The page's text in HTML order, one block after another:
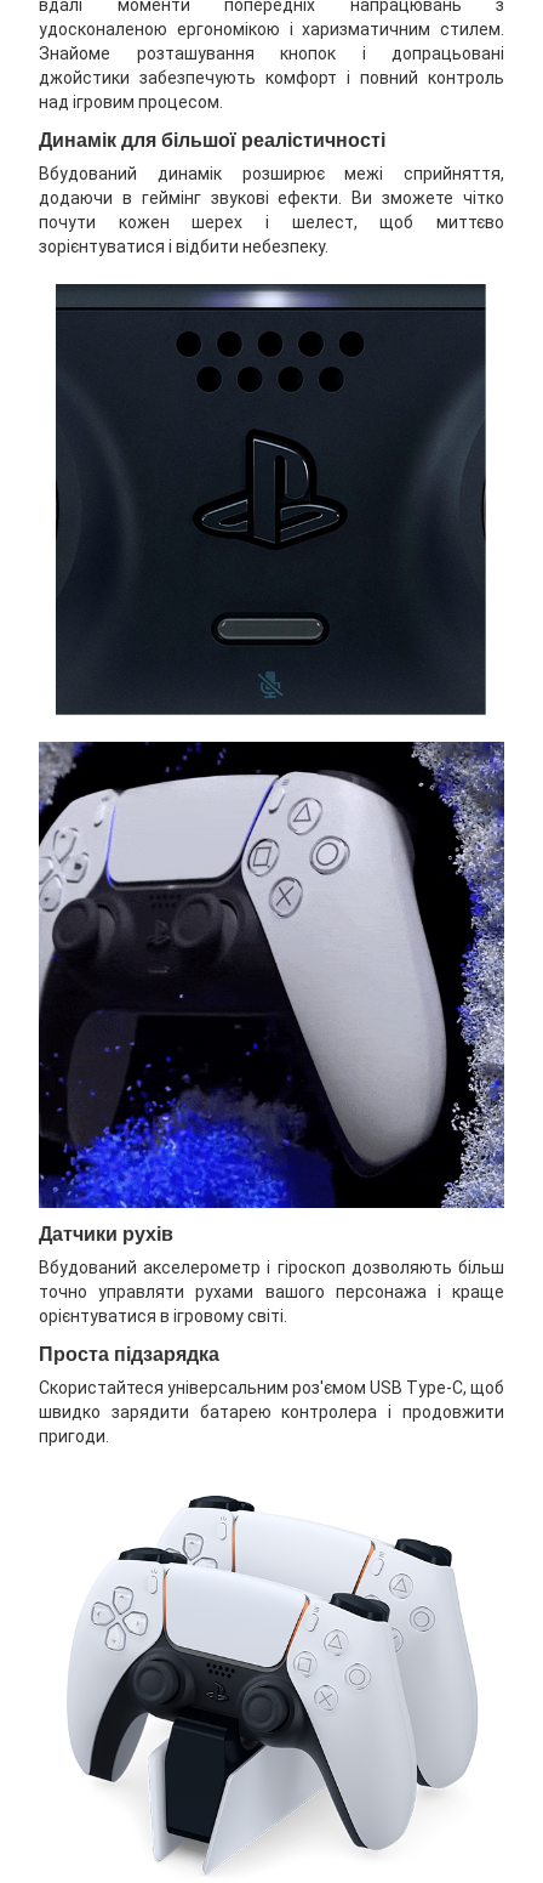
вдалі моменти попередніх напрацювань з
удосконаленою ергономікою і харизматичним стилем.
Знайоме розташування кнопок і допрацьовані
джойстики забезпечують комфорт і повний контроль
над ігровим процесом.
Динамік для більшої реалістичності
Вбудований динамік розширює межі сприйняття,
додаючи в геймінг звукові ефекти. Ви зможете чітко
почути кожен шерех і шелест, щоб миттєво
зорієнтуватися і відбити небезпеку.
Датчики рухів
Вбудований акселерометр і гіроскоп дозволяють більш
точно управляти рухами вашого персонажа і краще
орієнтуватися в ігровому світі.
Проста підзарядка
Скористайтеся універсальним роз'ємом USB Type-C, щоб
швидко зарядити батарею контролера і продовжити
пригоди.